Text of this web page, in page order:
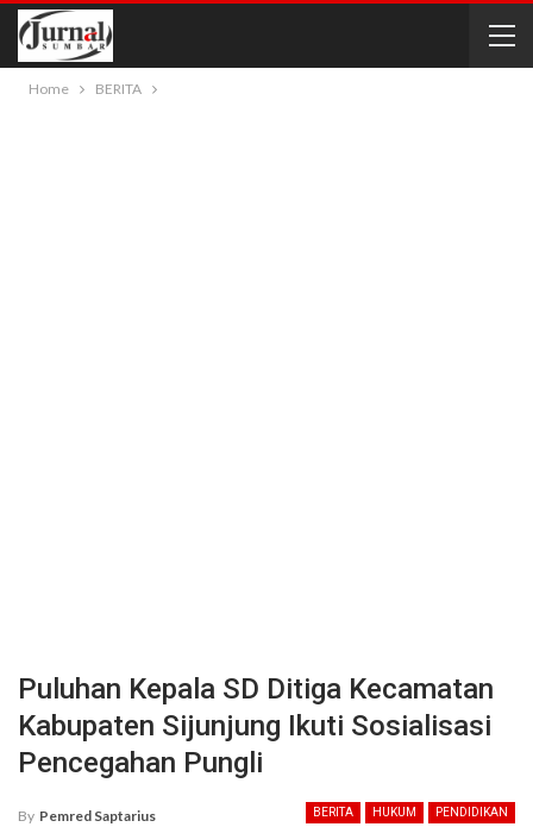
Home BERITA
Puluhan Kepala SD Ditiga Kecamatan
Kabupaten Sijunjung Ikuti Sosialisasi
Pencegahan Pungli
BERITA HUKUM PENDIDIKAN
By Pemred Saptarius